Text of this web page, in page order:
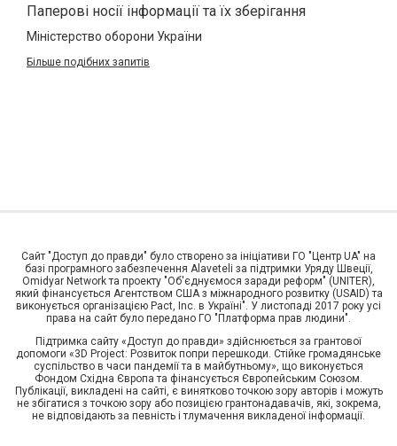
Паперові носії інформації та їх зберігання
Міністерство оборони України
Більше подібних запитів
Сайт "Доступ до правди" було створено за ініціативи ГО "Центр UA" на
базі програмного забезпечення Alaveteli за підтримки Уряду Швеції,
Omidyar Network та проекту "Об'єднуємося заради реформ" (UNITER),
який фінансується Агентством США з міжнародного розвитку (USAID) та
виконується організацією Pact, Inc. в Україні". У листопаді 2017 року усі
права на сайт було передано ГО "Платформа прав людини".
Підтримка сайту «Доступ до правди» здійснюється за грантової
допомоги «3D Project: Розвиток попри перешкоди. Стійке громадянське
суспільство в часи пандемії та в майбутньому», що виконується
Фондом Східна Європа та фінансується Європейським Союзом.
Публікації, викладені на сайті, є винятково точкою зору авторів і можуть
не збігатися з точкою зору або позицією грантонадавачів, які, зокрема,
не відповідають за певність і тлумачення викладеної інформації.